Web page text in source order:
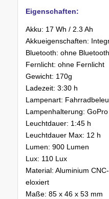
Eigenschaften:
Akku: 17 Wh / 2.3 Ah
Akkueigenschaften:
Bluetooth: ohne Bluetooth
Fernlicht: ohne Fernlicht
Gewicht: 170g
Ladezeit: 3:30 h
Lampenart:
Lampenhalterung:
Leuchtdauer: 1:45 h
Leuchtdauer Max: 12 h
Lumen: 900 Lumen
Lux: 110 Lux
Material: Aluminium
eloxiert
Maße: 85 x 46 x 53 mm